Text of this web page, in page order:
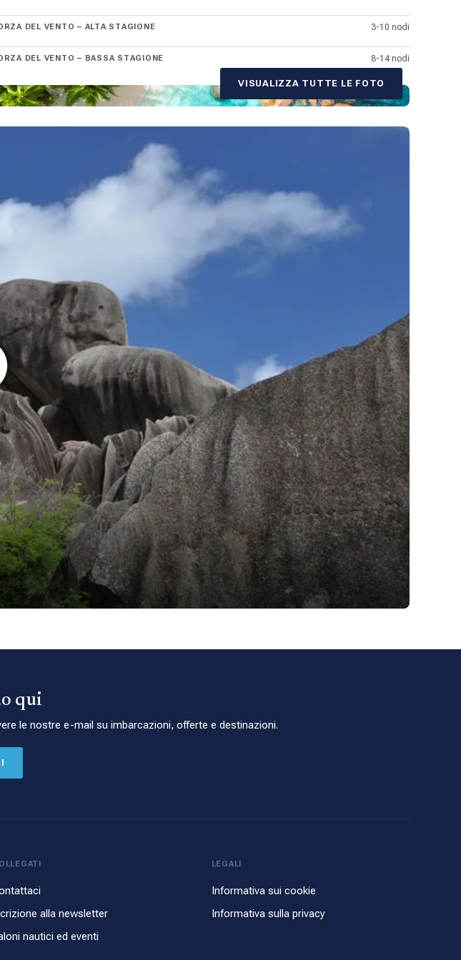
Sono disponibili voli diretti da alcune città europee, ma la maggior parte dei
la pena.
DEL VENTO – ALTA STAGIONE 3-10 nodi
DEL VENTO – BASSA STAGIONE 8-14 nodi
VISUALIZZA TUTTE LE FOTO
qui
le nostre e-mail su imbarcazioni, offerte e destinazioni.
alla newsletter
nautici ed eventi
LEGALI
Informativa sui cookie
Informativa sulla privacy